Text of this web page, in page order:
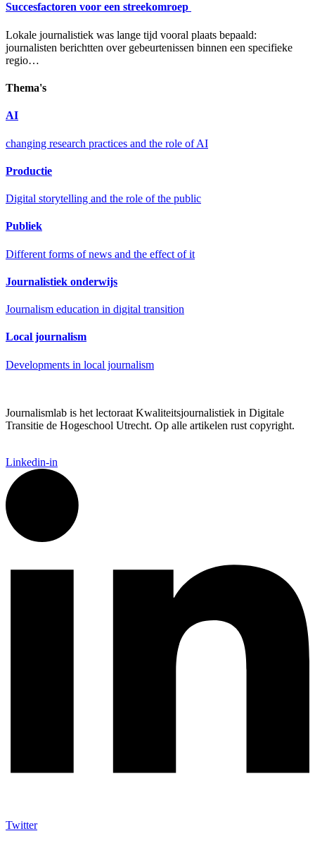
Succesfactoren voor een streekomroep
Lokale journalistiek was lange tijd vooral plaats bepaald:
journalisten berichtten over gebeurtenissen binnen een specifieke
regio…
Thema's
AI
changing research practices and the role of AI
Productie
Digital storytelling and the role of the public
Publiek
Different forms of news and the effect of it
Journalistiek onderwijs
Journalism education in digital transition
Local journalism
Developments in local journalism
Journalismlab is het lectoraat Kwaliteitsjournalistiek in Digitale
Transitie de Hogeschool Utrecht. Op alle artikelen rust copyright.
Linkedin-in
Twitter